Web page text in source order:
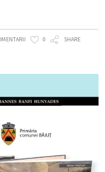
0 SHARE